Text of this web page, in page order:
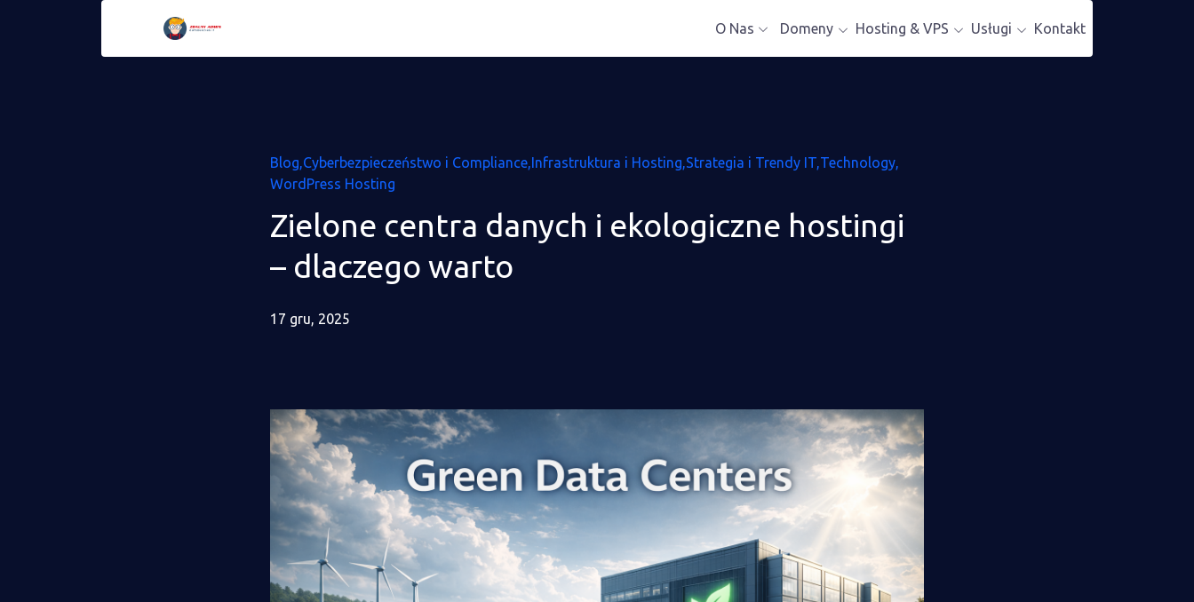
O Nas Domeny Hosting & VPS Usługi Kontakt
Blog Cyberbezpieczeństwo i Compliance Infrastruktura i Hosting Strategia i Trendy IT Technology
WordPress Hosting
Zielone centra danych i ekologiczne hostingi
– dlaczego warto
17 gru, 2025